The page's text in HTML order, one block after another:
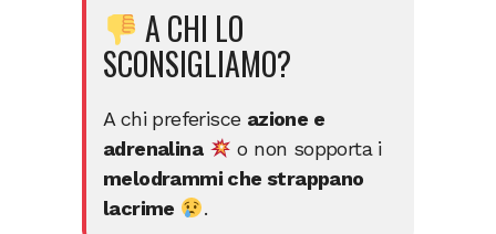
A CHI LO
SCONSIGLIAMO?
A chi preferisce azione e
adrenalina
o non sopporta i
melodrammi che strappano
lacrime
.